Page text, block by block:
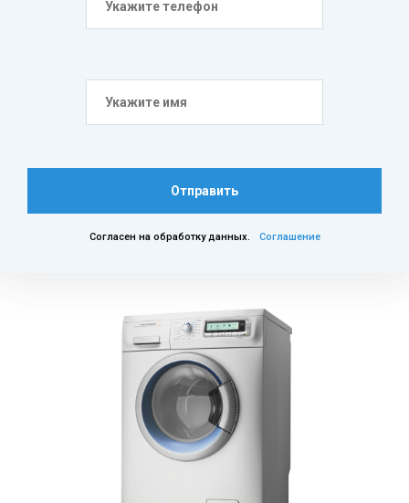
Отправить
Согласен на обработку данных. Соглашение